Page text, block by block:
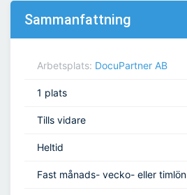
Sammanfattning
Arbetsplats: DocuPartner AB
1 plats
Tills vidare
Heltid
Fast månads- vecko- eller timlön